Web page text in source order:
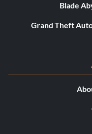
Blade
Grand Theft